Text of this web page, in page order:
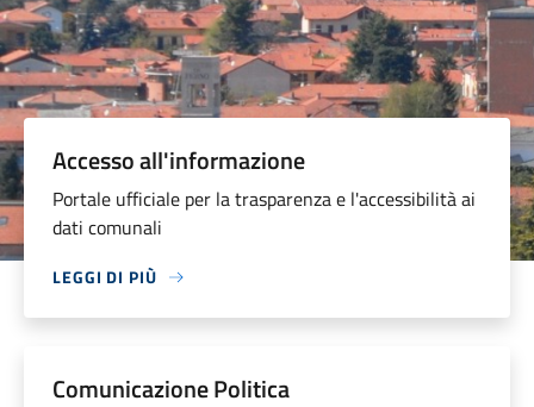
Accesso all'informazione
Portale ufficiale per la trasparenza e l'accessibilità ai
dati comunali
LEGGI DI PIÙ
Comunicazione Politica